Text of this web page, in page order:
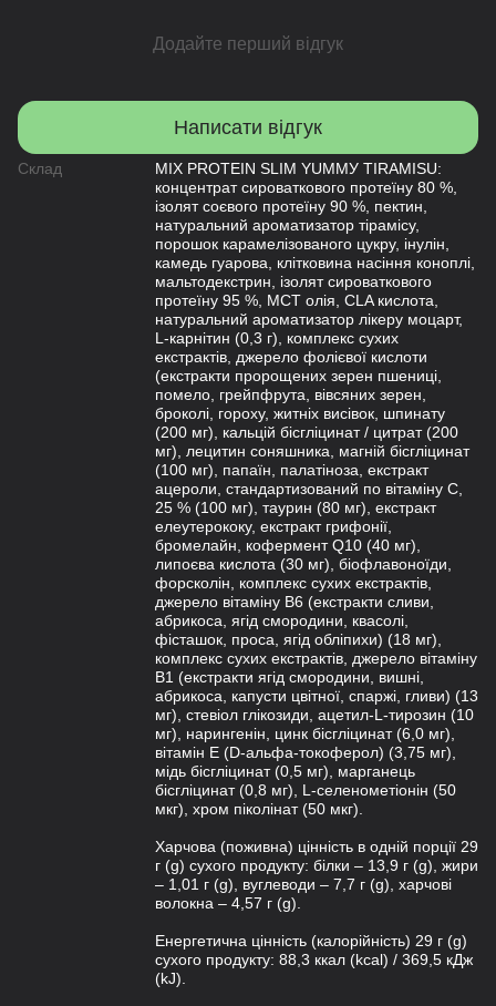
Додайте перший відгук
Написати відгук
Склад
MIX PROTEIN SLIM YUMMУ TIRAMISU:
концентрат сироваткового протеїну 80 %,
ізолят соєвого протеїну 90 %, пектин,
натуральний ароматизатор тірамісу,
порошок карамелізованого цукру, інулін,
камедь гуарова, клітковина насіння коноплі,
мальтодекстрин, ізолят сироваткового
протеїну 95 %, МСТ олія, CLA кислота,
натуральний ароматизатор лікеру моцарт,
L-карнітин (0,3 г), комплекс сухих
екстрактів, джерело фолієвої кислоти
(екстракти пророщених зерен пшениці,
помело, грейпфрута, вівсяних зерен,
броколі, гороху, житніх висівок, шпинату
(200 мг), кальцій бісгліцинат / цитрат (200
мг), лецитин соняшника, магній бісгліцинат
(100 мг), папаїн, палатіноза, екстракт
ацероли, стандартизований по вітаміну С,
25 % (100 мг), таурин (80 мг), екстракт
елеутерококу, екстракт грифонії,
бромелайн, кофермент Q10 (40 мг),
липоєва кислота (30 мг), біофлавоноїди,
форсколін, комплекс сухих екстрактів,
джерело вітаміну В6 (екстракти сливи,
абрикоса, ягід смородини, квасолі,
фісташок, проса, ягід обліпихи) (18 мг),
комплекс сухих екстрактів, джерело вітаміну
В1 (екстракти ягід смородини, вишні,
абрикоса, капусти цвітної, спаржі, гливи) (13
мг), стевіол глікозиди, ацетил-L-тирозин (10
мг), нарингенін, цинк бісгліцинат (6,0 мг),
вітамін Е (D-aльфа-токоферол) (3,75 мг),
мідь бісгліцинат (0,5 мг), марганець
бісгліцинат (0,8 мг), L-селенометіонін (50
мкг), хром піколінат (50 мкг).
Харчова (поживна) цінність в одній порції 29
г (g) сухого продукту: білки – 13,9 г (g), жири
– 1,01 г (g), вуглеводи – 7,7 г (g), харчові
волокна – 4,57 г (g).
Енергетична цінність (калорійність) 29 г (g)
сухого продукту: 88,3 ккал (kcal) / 369,5 кДж
(kJ).